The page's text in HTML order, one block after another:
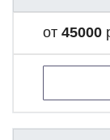
от 45000